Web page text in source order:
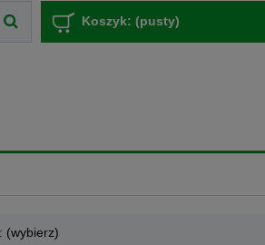
Koszyk: (pusty)
(wybierz)